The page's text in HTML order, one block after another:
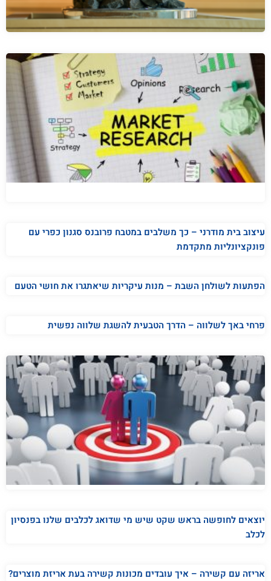
עיצוב בית מודרני – כך משלבים במטבח פרובנס סגנון כפרי עם
פונקציונליות מתקדמת
הפתעות לשולחן השבת – מנות עיקריות שיאתגרו את חושי הטעם
פרחי באך לשלווה – הדרך הטבעית להשגת שלווה נפשית
יוצאים לחופשה בראש שקט שיש מי שדואג לכלבים שלנו בפנסיון
לכלב
אריזה עם קשירה – איך עובדים מכונות קשירה בעת אריזת מוצרים?